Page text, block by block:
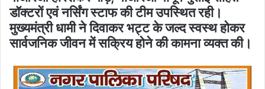
डॉक्टरों एवं नर्सिंग स्टाफ की टीम उपस्थित रही।
मुख्यमंत्री धामी ने दिवाकर भट्ट के जल्द स्वस्थ होकर
सार्वजनिक जीवन में सक्रिय होने की कामना व्यक्त की।